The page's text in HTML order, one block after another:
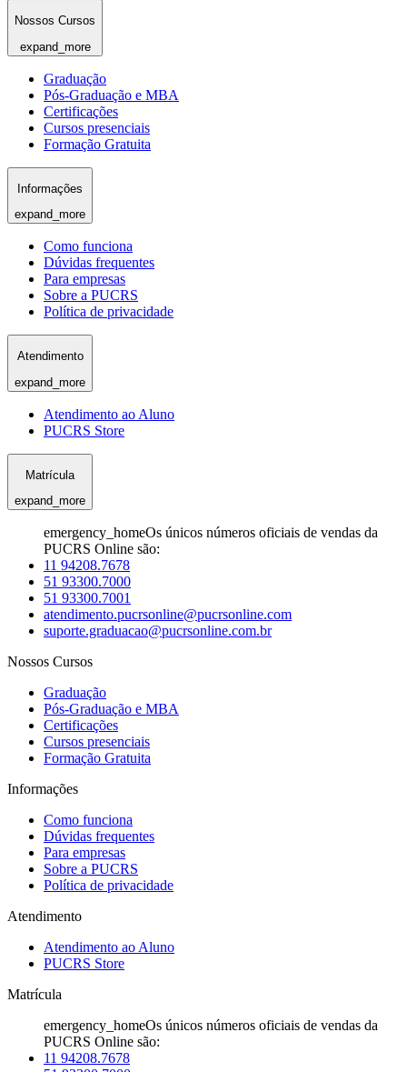
Nossos Cursos
expand_more
Graduação
Pós-Graduação e MBA
Certificações
Cursos presenciais
Formação Gratuita
Informações
expand_more
Como funciona
Dúvidas frequentes
Para empresas
Sobre a PUCRS
Política de privacidade
Atendimento
expand_more
Atendimento ao Aluno
PUCRS Store
Matrícula
expand_more
emergency_homeOs únicos números oficiais de vendas da
PUCRS Online são:
11 94208.7678
51 93300.7000
51 93300.7001
atendimento.pucrsonline@pucrsonline.com
suporte.graduacao@pucrsonline.com.br
Nossos Cursos
Graduação
Pós-Graduação e MBA
Certificações
Cursos presenciais
Formação Gratuita
Informações
Como funciona
Dúvidas frequentes
Para empresas
Sobre a PUCRS
Política de privacidade
Atendimento
Atendimento ao Aluno
PUCRS Store
Matrícula
emergency_homeOs únicos números oficiais de vendas da
PUCRS Online são:
11 94208.7678